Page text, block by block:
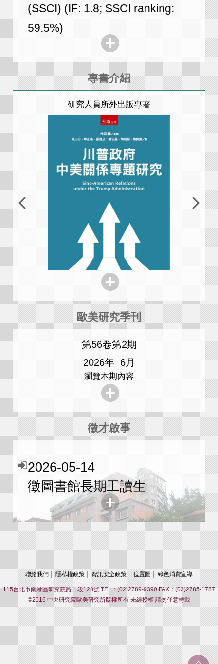
(SSCI) (IF: 1.8; SSCI ranking:
59.5%)
專書介紹
研究人員所外出版專著
川普政府中美關係專題研究
研究
臺海
歐美研究季刊
第56卷第2期
2026年 6月
瀏覽本期內容
徵才啟事
2026-05-14
徵圖書館長期工讀生
聯絡我們 隱私權政策 資訊安全政策 位置圖 綠色消費宣導
115台北市南港區研究院路二段128號 TEL：(02)2789-9390 FAX：(02)2785-1787
©2016 中央研究院歐美研究所版權所有 未經授權 請勿任意轉載